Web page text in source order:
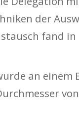
der
fand
an einem